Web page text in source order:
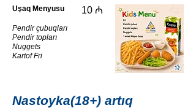
Uşaq Menyusu
Pendir çubuqları
Pendir topları
Nuggets
Kartof Fri
10 ₼
Nastoyka(18+) artıq